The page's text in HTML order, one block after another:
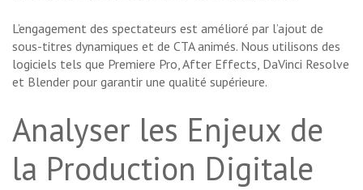
L’engagement des spectateurs est amélioré par l’ajout de
sous-titres dynamiques et de CTA animés. Nous utilisons des
logiciels tels que Premiere Pro, After Effects, DaVinci Resolve
et Blender pour garantir une qualité supérieure.
Analyser les Enjeux de
la Production Digitale